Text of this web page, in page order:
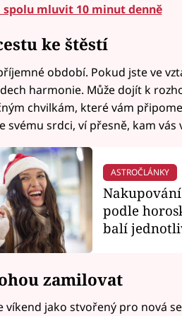
spolu mluvit 10 minut denně
ke štěstí
období. Pokud jste ve
harmonie. Může dojít k
chvilkám, které vám
svému srdci, ví přesně, kam vás
ASTROČLÁNKY
podle
balí
zamilovat
víkend jako stvořený pro nová